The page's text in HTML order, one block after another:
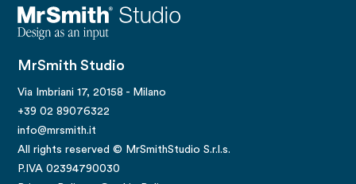
MrSmith Studio
Via Imbriani 17, 20158 - Milano
+39 02 89076322
info@mrsmith.it
All rights reserved © MrSmithStudio S.r.l.s.
P.IVA 02394790030